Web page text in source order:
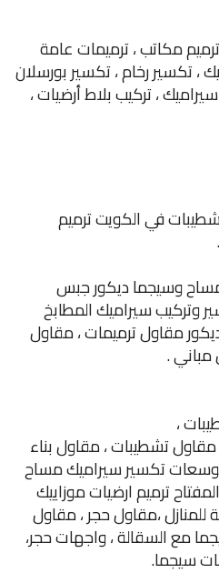
ترميم مكاتب ، ترميمات عامة
، تكسير رخام ، تكسير بورسلان
، تركيب بلاط أرضيات ،
في الكويت ترميم
وسيجما ديكور جبس
سيراميك المطابخ
مقاول ترميمات ، مقاول
مباني .
،
تشطيبات ، مقاول بناء
تكسير سيراميك مساح
ترميمارضيات موزاييك
للمنازل ،مقاول حجر ، مقاول
مع السقالة ، واجهات حجر،
سيجما.